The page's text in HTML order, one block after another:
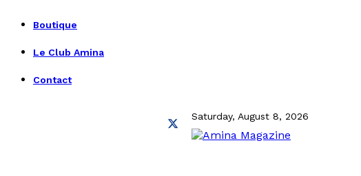
Boutique
Le Club Amina
Contact
Saturday, August 8, 2026